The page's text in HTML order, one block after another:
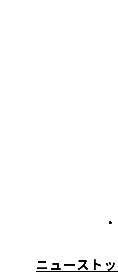
ニュース